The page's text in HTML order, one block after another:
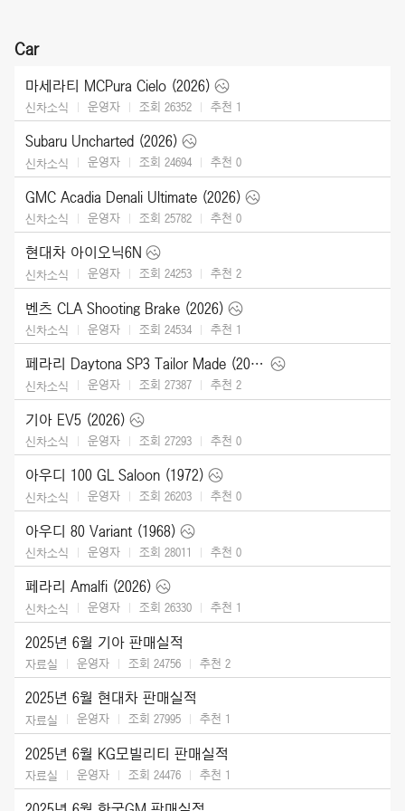
Car
마세라티 MCPura Cielo (2026)
신차소식 운영자 조회 26352 추천 1
Subaru Uncharted (2026)
신차소식 운영자 조회 24694 추천 0
GMC Acadia Denali Ultimate (2026)
신차소식 운영자 조회 25782 추천 0
현대차 아이오닉6N
신차소식 운영자 조회 24253 추천 2
벤츠 CLA Shooting Brake (2026)
신차소식 운영자 조회 24534 추천 1
페라리 Daytona SP3 Tailor Made (2025)
신차소식 운영자 조회 27387 추천 2
기아 EV5 (2026)
신차소식 운영자 조회 27293 추천 0
아우디 100 GL Saloon (1972)
신차소식 운영자 조회 26203 추천 0
아우디 80 Variant (1968)
신차소식 운영자 조회 28011 추천 0
페라리 Amalfi (2026)
신차소식 운영자 조회 26330 추천 1
2025년 6월 기아 판매실적
자료실 운영자 조회 24756 추천 2
2025년 6월 현대차 판매실적
자료실 운영자 조회 27995 추천 1
2025년 6월 KG모빌리티 판매실적
자료실 운영자 조회 24476 추천 1